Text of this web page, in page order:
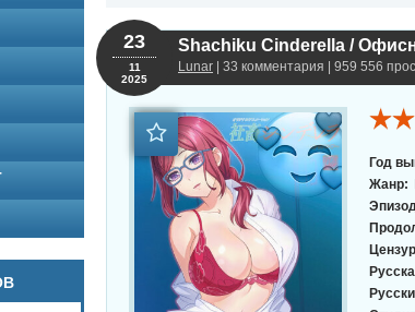
Shachiku Cinderella /
Lunar | 33 комментария | 959 556
23
11
2025
Год
Жанр: